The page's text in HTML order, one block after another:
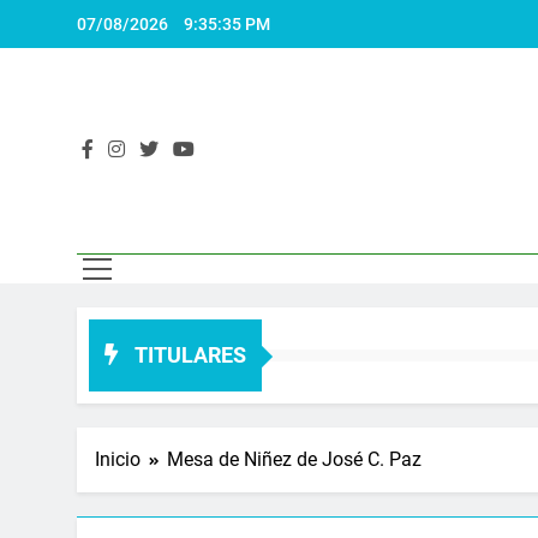
07/08/2026 9:35:36 PM
El
TITULARES
Inicio Mesa de Niñez de José C. Paz